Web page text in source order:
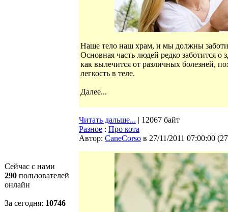
Сейчас с нами
290 пользователей
онлайн
За сегодня: 10746
Наше тело наш храм, и мы должны
Основная часть людей редко заботится
как вылечится от различных болезней,
легкость в теле.
Далее...
Читать дальше... | 12067 байт
Разное : Про кота
Автор: CaneCorso в 27/11/2011 07:00:00 (